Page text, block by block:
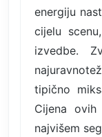
energiju
cijelu
izvedbe.
tipično
Cijena
najvišem